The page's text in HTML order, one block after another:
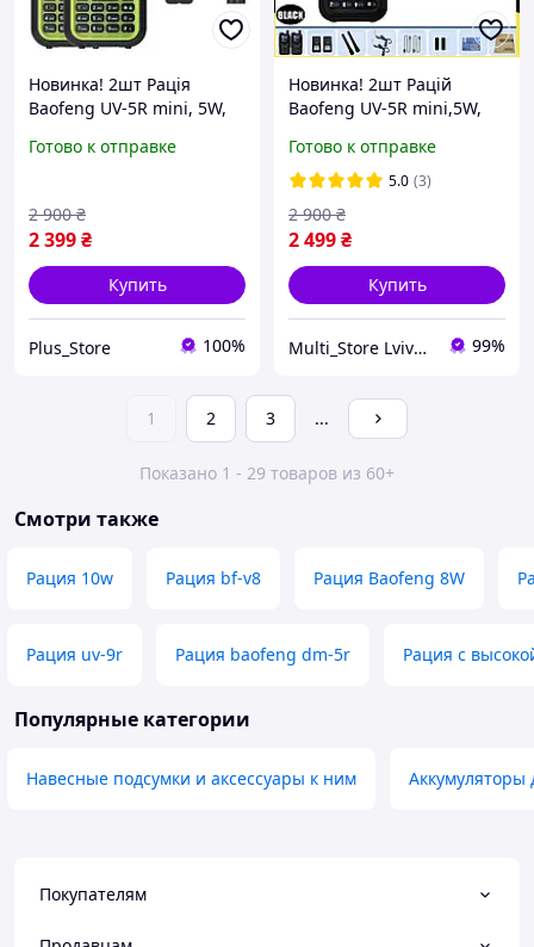
Новинка! 2шт Рація
Baofeng UV-5R mini, 5W,
рація,999
GREEN
Готово к отправке
2 399₴
2 900 ₴
Купить
Plus_Store 100%
Новинка! 2шт Рацій
Baofeng UV-5R mini,5W,
потужна рація, 999
каналів,Bluetooth, Type-C
Готово к отправке
5.0 (3)
2 499₴
2 900 ₴
Купить
Multi_Store LvivUA 99%
1 2 3 ...
Показано 1 - 29 товаров из 60+
Смотри также
Рация 10w Рация bf-v8 Рация Baofeng 8W
Рация uv-9r Рация baofeng dm-5r Рация с
Популярные категории
Навесные подсумки и аксессуары к ним Аккумуляторы
Покупателям